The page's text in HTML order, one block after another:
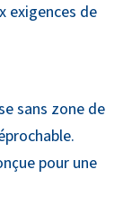
exigences de
sans zone de
pour une